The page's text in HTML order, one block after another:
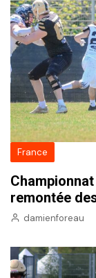
France
remontée
damienforeau